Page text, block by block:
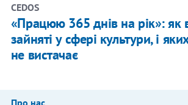
CEDOS
«Працюю 365 днів на рік»: як
зайняті у сфері культури, і
не вистачає
Про нас